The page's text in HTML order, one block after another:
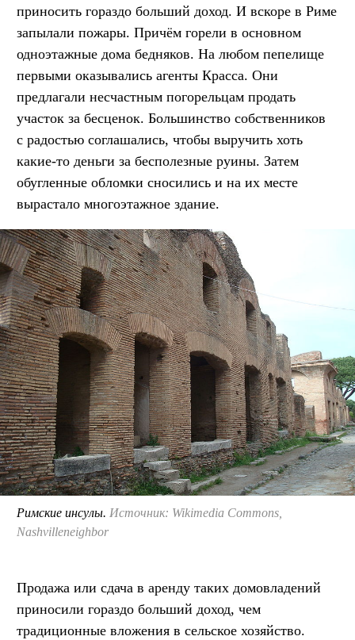
приносить гораздо больший доход. И вскоре в Риме
запылали пожары. Причём горели в основном
одноэтажные дома бедняков. На любом пепелище
первыми оказывались агенты Красса. Они
предлагали несчастным погорельцам продать
участок за бесценок. Большинство собственников
с радостью соглашались, чтобы выручить хоть
какие-то деньги за бесполезные руины. Затем
обугленные обломки сносились и на их месте
вырастало многоэтажное здание.
Римские инсулы. Источник: Wikimedia Commons,
Nashvilleneighbor
Продажа или сдача в аренду таких домовладений
приносили гораздо больший доход, чем
традиционные вложения в сельское хозяйство.